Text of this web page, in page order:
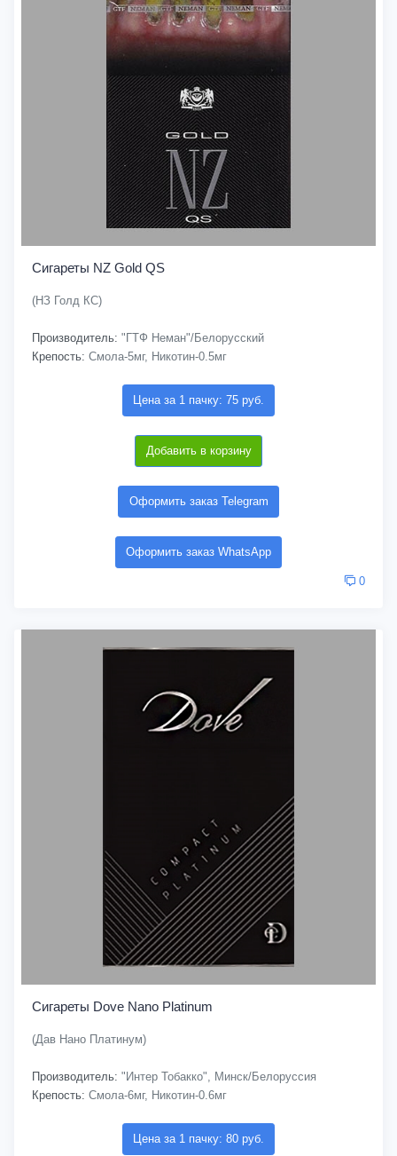
Сигареты NZ Gold QS
(НЗ Голд КС)
Производитель: "ГТФ Неман"/Белорусский
Крепость: Смола-5мг, Никотин-0.5мг
Цена за 1 пачку: 75 руб.
Добавить в корзину
Оформить заказ Telegram
Оформить заказ WhatsApp
0
Сигареты Dove Nano Platinum
(Дав Нано Платинум)
Производитель: "Интер Тобакко", Минск/Белоруссия
Крепость: Смола-6мг, Никотин-0.6мг
Цена за 1 пачку: 80 руб.